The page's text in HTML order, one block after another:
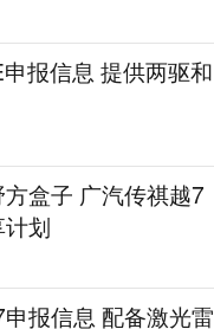
报信息 提供两驱和
盒子 广汽传祺越7
划
报信息 配备激光雷